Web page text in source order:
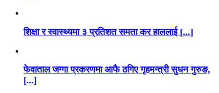
शिक्षा र स्वास्थ्यमा ३ प्रतिशत समता कर हाललाई [...]
फेवाताल जग्गा प्रकरणमा आफै ठगिए गृहमन्त्री सुधन गुरुङ,
[...]